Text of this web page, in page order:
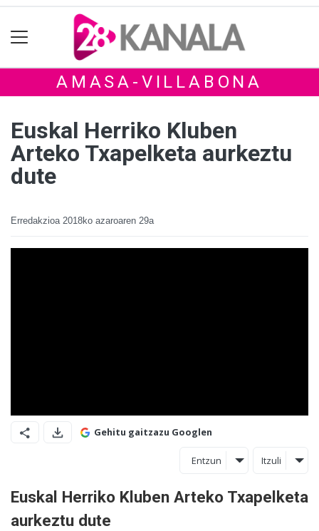
AMASA-VILLABONA
Euskal Herriko Kluben
Arteko Txapelketa aurkeztu
dute
Erredakzioa 2018ko azaroaren 29a
Gehitu gaitzazu Googlen
Entzun Itzuli
Euskal Herriko Kluben Arteko Txapelketa
aurkeztu dute